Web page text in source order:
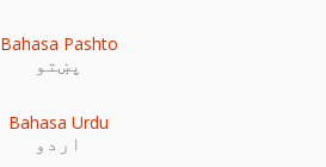
Bahasa Pashto
پښتو
Bahasa Urdu
اردو